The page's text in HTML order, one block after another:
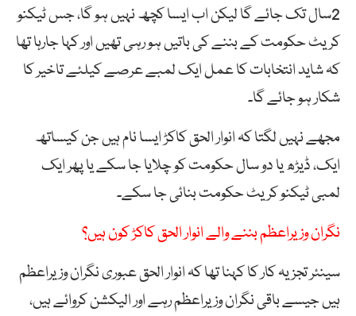
2سال تک جائے گا لیکن اب ایسا کچھ نہیں ہو گا، جس ٹیکنو
کریٹ حکومت کے بننے کی باتیں ہو رہی تھیں اور کہا جارہا تھا
کہ شاید انتخابات کا عمل ایک لمبے عرصے کیلئے تاخیر کا
شکار ہو جائے گا۔
مجھے نہیں لگتا کہ انوار الحق کاکڑ ایسا نام ہیں جن کیساتھ
ایک، ڈیڑھ یا دو سال حکومت کو چلایا جا سکے یا پھر ایک
لمبی ٹیکنو کریٹ حکومت بنائی جا سکے۔
نگران وزیراعظم بننے والے انوار الحق کاکڑ کون ہیں؟
سینئر تجزیہ کار کا کہنا تھا کہ انوار الحق عبوری نگران وزیراعظم
ہیں جیسے باقی نگران وزیراعظم رہے اور الیکشن کروائے ہیں،